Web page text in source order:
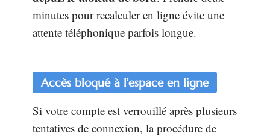
minutes pour recalculer en ligne évite une
attente téléphonique parfois longue.
Accès bloqué à l’espace en ligne
Si votre compte est verrouillé après plusieurs
tentatives de connexion, la procédure de